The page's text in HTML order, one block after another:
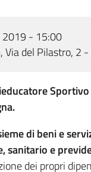
2019 - 15:00
Via del Pilastro, 2
di beni e
sanitario e
dei propri